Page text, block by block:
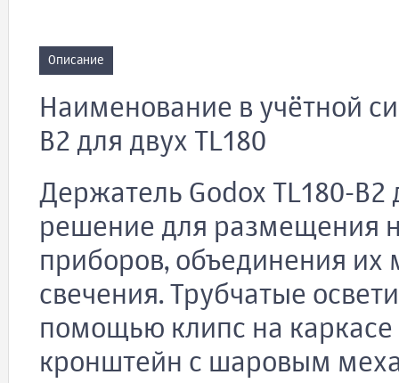
Описание
Наименование в учётной
B2 для двух TL180
Держатель Godox TL180-B2
решение для размещения
приборов, объединения
свечения. Трубчатые
помощью клипс на
кронштейн с шаровым